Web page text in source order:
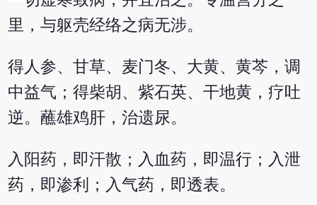
里，与躯壳经络之病无涉。
得人参、甘草、麦门冬、大黄、黄芩，调
中益气；得柴胡、紫石英、干地黄，疗吐
逆。蘸雄鸡肝，治遗尿。
入阳药，即汗散；入血药，即温行；入泄
药，即渗利；入气药，即透表。